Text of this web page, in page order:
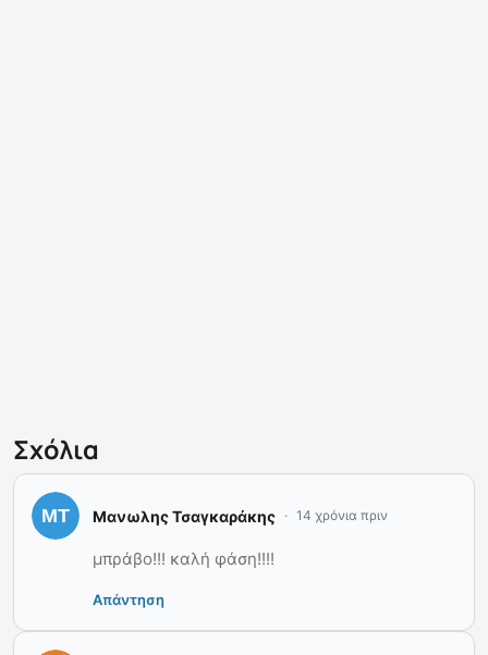
Σχόλια
Μανωλης Τσαγκαράκης 14 χρόνια πριν
μπράβο!!! καλή φάση!!!!
Απάντηση